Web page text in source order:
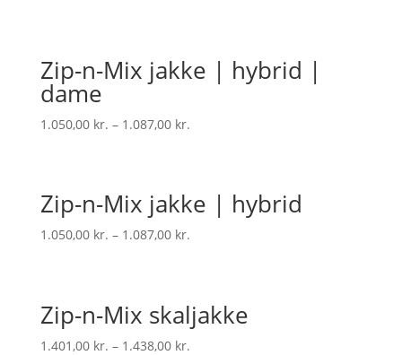
Zip-n-Mix jakke | hybrid |
dame
1.050,00 kr. – 1.087,00 kr.
Zip-n-Mix jakke | hybrid
1.050,00 kr. – 1.087,00 kr.
Zip-n-Mix skaljakke
1.401,00 kr. – 1.438,00 kr.